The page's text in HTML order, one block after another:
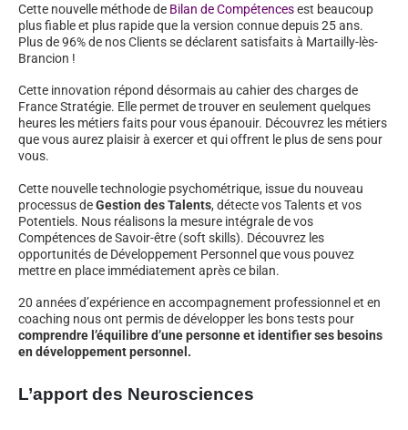
Cette nouvelle méthode de Bilan de Compétencesest beaucoup
plus fiable et plus rapide que la version connue depuis 25 ans.
Plus de 96% de nos Clients se déclarent satisfaits à Martailly-lès-
Brancion !
Cette innovation répond désormais au cahier des charges de
France Stratégie. Elle permet de trouver en seulement quelques
heures les métiers faits pour vous épanouir. Découvrez les métiers
que vous aurez plaisir à exercer et qui offrent le plus de sens pour
vous.
Cette nouvelle technologie psychométrique, issue du nouveau
processus deGestion des Talents, détecte vos Talents et vos
Potentiels. Nous réalisons la mesure intégrale de vos
Compétences de Savoir-être (soft skills). Découvrez les
opportunités de Développement Personnel que vous pouvez
mettre en place immédiatement après ce bilan.
20 années d’expérience en accompagnement professionnel et en
coaching nous ont permis de développer les bons tests pour
comprendre l’équilibre d’une personne et identifier ses besoins
en développement personnel.
L’apport des Neurosciences